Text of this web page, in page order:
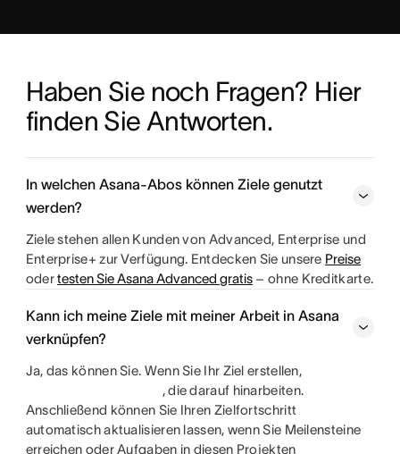
Haben Sie noch Fragen? Hier
finden Sie Antworten.
In welchen Asana-Abos können Ziele genutzt
werden?
Ziele stehen allen Kunden von Advanced, Enterprise und
Enterprise+ zur Verfügung. Entdecken Sie unsere Preise
odertesten Sie Asana Advanced gratis – ohne Kreditkarte.
Kann ich meine Ziele mit meiner Arbeit in Asana
verknüpfen?
Ja, das können Sie. Wenn Sie Ihr Ziel erstellen,
, die darauf hinarbeiten.
Anschließend können Sie Ihren Zielfortschritt
automatisch aktualisieren lassen, wenn Sie Meilensteine
erreichen oder Aufgaben in diesen Projekten